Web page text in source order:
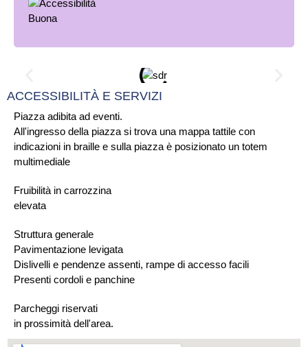
Piazza adibita ad eventi.
All'ingresso della piazza si trova una mappa tattile con
indicazioni in braille e sulla piazza è posizionato un totem
multimediale
Fruibilità in carrozzina
elevata
Struttura generale
Pavimentazione levigata
Dislivelli e pendenze assenti, rampe di accesso facili
Presenti cordoli e panchine
Parcheggi riservati
in prossimità dell'area.
ACCESSIBILITÀ E SERVIZI